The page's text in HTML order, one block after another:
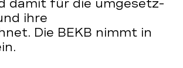
damit für die umgesetz-
ihre
Die BEKB nimmt in